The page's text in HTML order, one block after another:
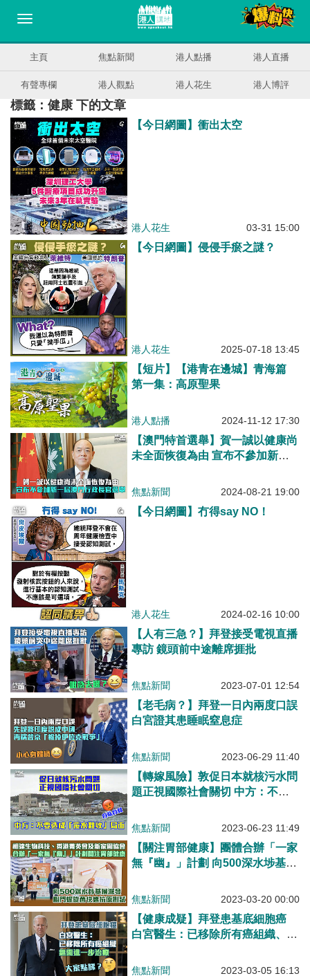
主頁 焦點新聞 港人點播 港人直播
有聲專欄 港人觀點 港人花生 港人博評
標籤：健康 下的文章
【今日網圖】衝出太空
港人花生 03-31 15:00
【今日網圖】侵侵手瘀之謎？
港人花生 2025-07-18 13:45
【短片】【港青在邊城】青海篇
第一集：高原聖果
港人點播 2024-11-12 17:30
【澳門特首選舉】賀一誠以健康尚
未全面恢復為由 宣布不參加新一
焦點新聞 2024-08-21 19:00
【今日網圖】冇得say NO！
港人花生 2024-02-16 10:00
【人有三急？】拜登接受電視直播
專訪 鏡頭前中途離席捱批
焦點新聞 2023-07-01 12:54
【老毛病？】拜登一日內兩度口誤
白宮證其患睡眠窒息症
焦點新聞 2023-06-29 11:40
【轉嫁風險】敦促日本就核污水問
題正視國際社會關切 中方：不要
焦點新聞 2023-06-23 11:49
【關注胃部健康】團體合辦「一家
無『幽』」計劃 向500深水埗基層
焦點新聞 2023-03-20 00:00
【健康成疑】拜登患基底細胞癌
白宮醫生：已移除所有癌組織、無
焦點新聞 2023-03-05 16:13